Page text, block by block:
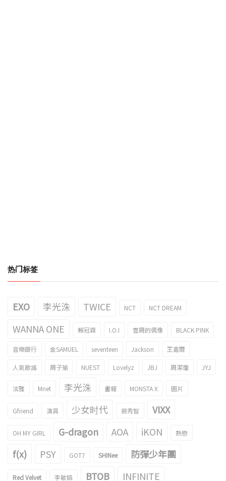
热门标签
EXO 李光洙 TWICE NCT NCT DREAM
WANNA ONE 賴冠霖 I.O.I 壹周的偶像 BLACK PINK
音樂銀行 金SAMUEL seventeen Jackson 王嘉爾
人氣歌謠 周子瑜 NUEST Lovelyz JBJ 周潔瓊 JYJ
泫雅 Mnet 李光洙 畫報 MONSTA X 圖片
Gfriend 演員 少女时代 裴秀智 VIXX
OH MY GIRL G-dragon AOA iKON 熱戀
f(x) PSY GOT7 SHINee 防彈少年團
Red Velvet 李敏鎬 BTOB
INFINITE